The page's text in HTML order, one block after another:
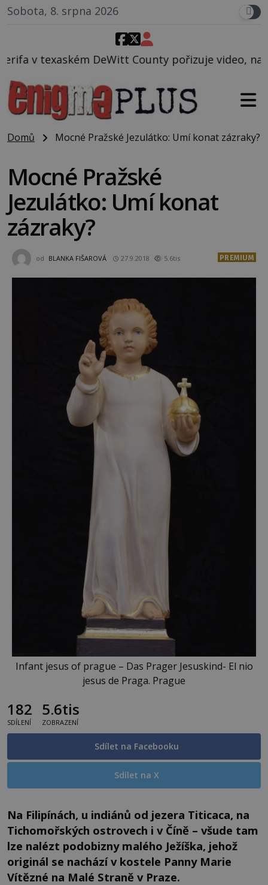
Sobota, 8. srpna 2026
County pořizuje video, na kterém před jeho
Domů Mocné Pražské Jezulátko: Umí konat zázraky?
Mocné Pražské
Jezulátko: Umí konat
zázraky?
od BLANKA FIŠAROVÁ 27.9.2018 5.6tis PREMIUM
Infant jesus of prague – Das Prager Jesuskind- El nio
jesus de Praga. Prague
182
SDÍLENÍ
5.6tis
ZOBRAZENÍ
Sdílet na Facebooku
Sdílet na X
Na Filipínách, u indiánů od jezera Titicaca, na
Tichomořských ostrovech i v Číně – všude tam
lze nalézt podobizny malého Ježíška, jehož
originál se nachází v kostele Panny Marie
Vítězné na Malé Straně v Praze.